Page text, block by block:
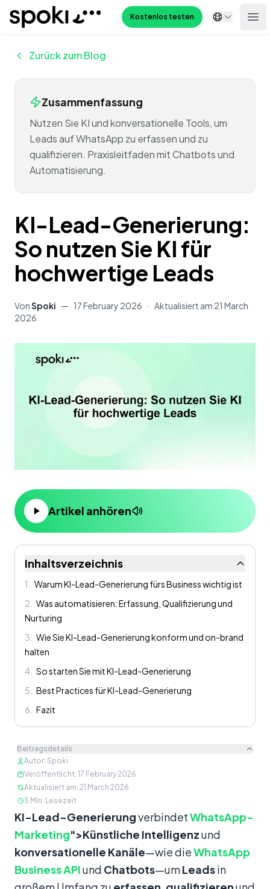
Spoki Kostenlos testen
Zurück zum Blog
Zusammenfassung
Nutzen Sie KI und konversationelle Tools, um
Leads auf WhatsApp zu erfassen und zu
qualifizieren. Praxisleitfaden mit Chatbots und
Automatisierung.
KI-Lead-Generierung:
So nutzen Sie KI für
hochwertige Leads
VonSpoki — 17 February 2026 · Aktualisiert am 21 March
2026
Artikel anhören
Inhaltsverzeichnis
1
Warum KI-Lead-Generierung fürs Business wichtig ist
2
Was automatisieren: Erfassung, Qualifizierung und
Nurturing
3
Wie Sie KI-Lead-Generierung konform und on-brand
halten
4
So starten Sie mit KI-Lead-Generierung
5
Best Practices für KI-Lead-Generierung
6
Fazit
Beitragsdetails
Autor: Spoki
Veröffentlicht: 17 February 2026
Aktualisiert am: 21 March 2026
5 Min. Lesezeit
Inhalt
KI-Lead-GenerierungverbindetWhatsApp-
Marketing">Künstliche Intelligenzund
konversationelle Kanäle—wie dieWhatsApp
Business APIund Chatbots—umLeadsin